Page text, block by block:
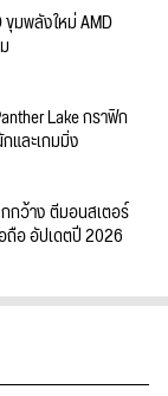
ขุมพลังใหม่ AMD
Lake กราฟิก
และเกมมิ่ง
กกว้าง ตีมอนสเตอร์
อ อัปเดตปี 2026